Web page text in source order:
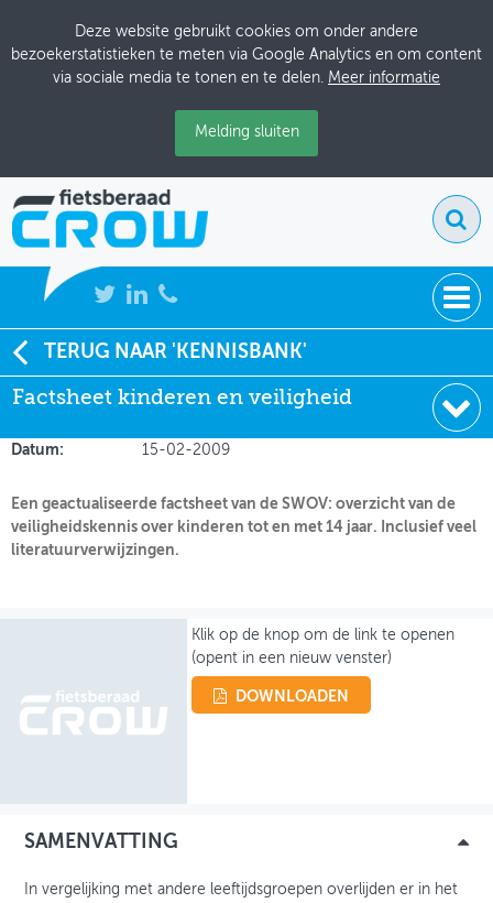
Deze website gebruikt cookies om onder andere
bezoekerstatistieken te meten via Google Analytics en om content
via sociale media te tonen en te delen. Meer informatie
Melding sluiten
NIEUWS
BIJEENKOMSTEN
KENNISBANK
OVER FIETSBERAAD
TERUG NAAR 'KENNISBANK'
Factsheet kinderen en veiligheid
Soort:
Factsheets & Infographics
Auteur:
SWOV
Datum:
15-02-2009
Een geactualiseerde factsheet van de SWOV: overzicht van de
veiligheidskennis over kinderen tot en met 14 jaar. Inclusief veel
literatuurverwijzingen.
Klik op de knop om de link te openen
(opent in een nieuw venster)
DOWNLOADEN
SAMENVATTING
In vergelijking met andere leeftijdsgroepen overlijden er in het